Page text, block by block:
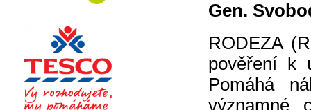
Gen.
RODEZA
pověření k
Pomáhá
významné